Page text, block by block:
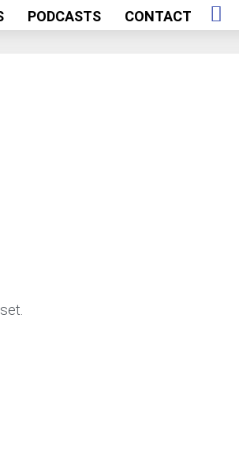
PODCASTS CONTACT